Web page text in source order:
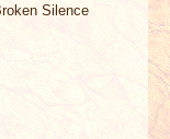
Silence